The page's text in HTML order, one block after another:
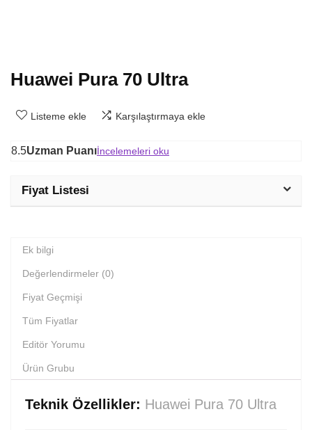
Huawei Pura 70 Ultra
Listeme ekle Karşılaştırmaya ekle
8.5Uzman Puanıİncelemeleri oku
Fiyat Listesi
Ek bilgi
Değerlendirmeler (0)
Fiyat Geçmişi
Tüm Fiyatlar
Editör Yorumu
Ürün Grubu
Teknik Özellikler: Huawei Pura 70 Ultra